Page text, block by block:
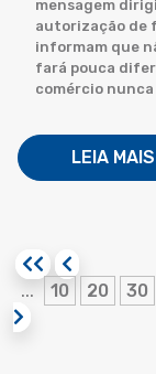
mensagem
autorização de
informam que
fará pouca
comércio nunca
LEIA MAIS
... 10 20 30